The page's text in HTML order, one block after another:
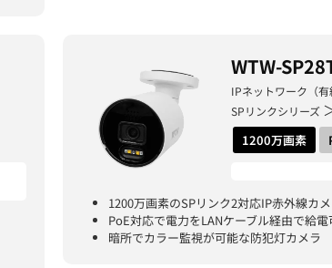
WTW-
IPネットワーク（有
SPリンクシリーズ
1200万画素
1200万画素のSPリンク2対応IP赤外線カ
PoE対応で電力をLANケーブル経由で給電
暗所でカラー監視が可能な防犯灯カメラ